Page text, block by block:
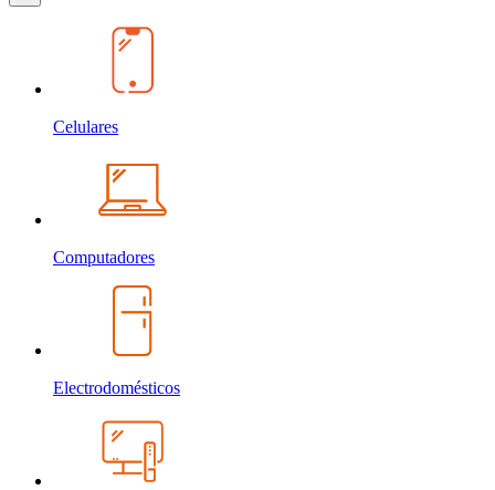
Celulares
Computadores
Electrodomésticos